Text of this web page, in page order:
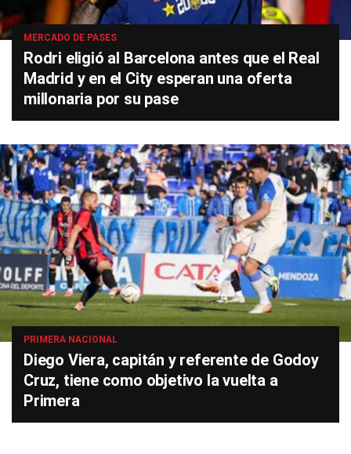
MERCADO DE PASES
Rodri eligió al Barcelona antes que el Real
Madrid y en el City esperan una oferta
millonaria por su pase
PRIMERA NACIONAL
Diego Viera, capitán y referente de Godoy
Cruz, tiene como objetivo la vuelta a
Primera